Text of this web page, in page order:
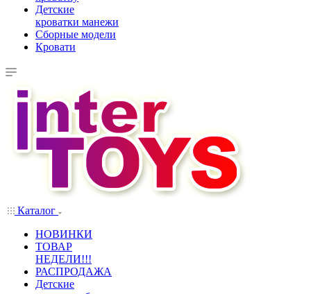
Детские
кроватки манежи
Сборные модели
Кровати
Каталог
НОВИНКИ
ТОВАР
НЕДЕЛИ!!!
РАСПРОДАЖА
Детские